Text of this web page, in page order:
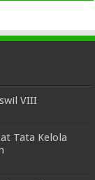
VIII
Tata Kelola